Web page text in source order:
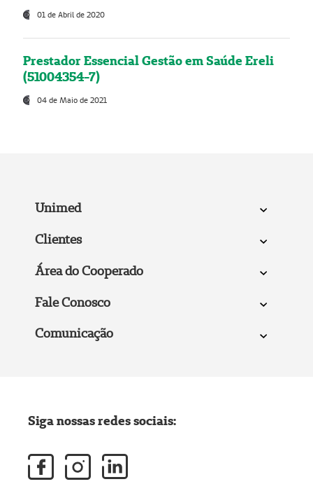
01 de Abril de 2020
Prestador Essencial Gestão em Saúde Ereli
(51004354-7)
04 de Maio de 2021
Unimed
Clientes
Área do Cooperado
Fale Conosco
Comunicação
Siga nossas redes sociais: